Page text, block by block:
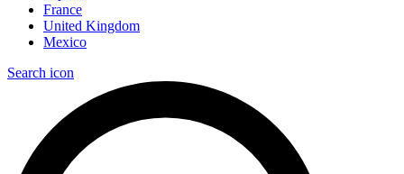
France
United Kingdom
Mexico
Search icon